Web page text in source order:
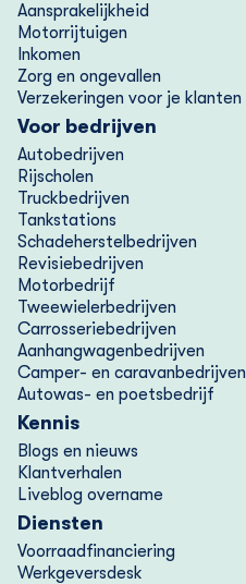
Aansprakelijkheid
Motorrijtuigen
Inkomen
Zorg en ongevallen
Verzekeringen voor je klanten
Voor bedrijven
Autobedrijven
Rijscholen
Truckbedrijven
Tankstations
Schadeherstelbedrijven
Revisiebedrijven
Motorbedrijf
Tweewielerbedrijven
Carrosseriebedrijven
Aanhangwagenbedrijven
Camper- en caravanbedrijven
Autowas- en poetsbedrijf
Kennis
Blogs en nieuws
Klantverhalen
Liveblog overname
Diensten
Voorraad­financiering
Werkgeversdesk